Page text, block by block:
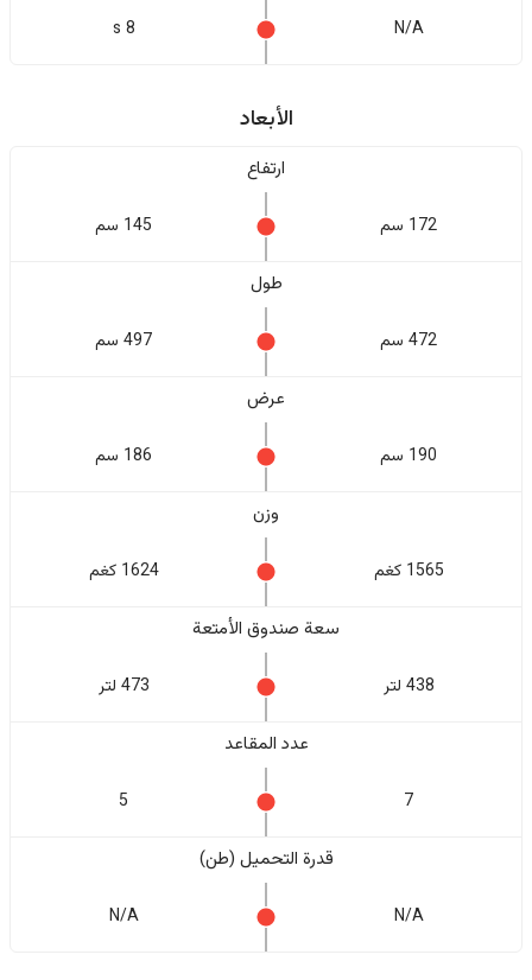
N/A
8 s
الأبعاد
ارتفاع
172 سم 145 سم
طول
472 سم 497 سم
عرض
190 سم 186 سم
وزن
1565 كغم 1624 كغم
سعة صندوق الأمتعة
438 لتر 473 لتر
عدد المقاعد
7
5
قدرة التحميل (طن)
N/A
N/A